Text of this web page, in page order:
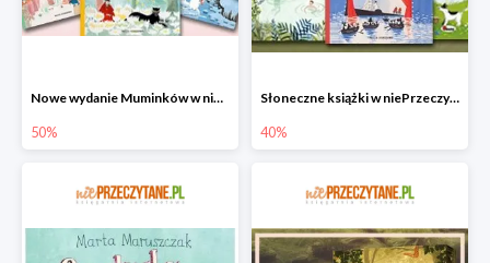
Nowe wydanie Muminków w niePrzeczytane.pl do -50%
50%
Słoneczne książki w niePrzeczytane.pl do -40%
40%